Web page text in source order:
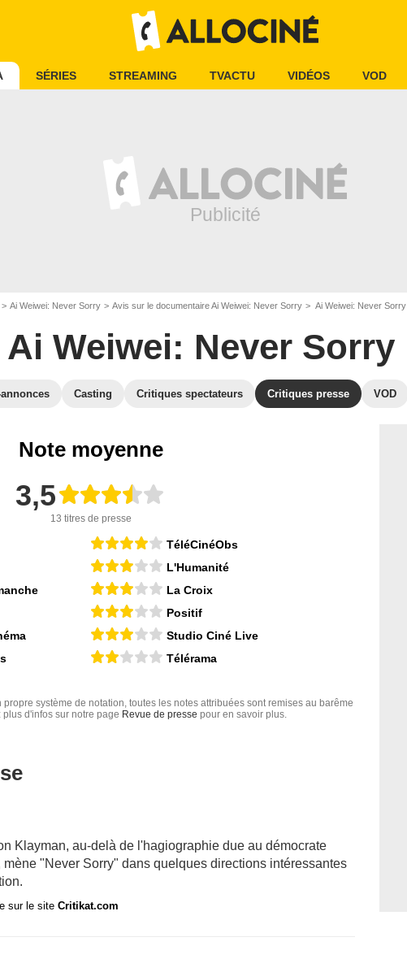
SÉRIES STREAMING TVACTU VIDÉOS VOD
Ai Weiwei: Never Sorry Avis sur le documentaire Ai Weiwei: Never Sorry Ai Weiwei: Never
Ai Weiwei: Never Sorry
Casting Critiques spectateurs Critiques presse VOD
Note moyenne
3,5
13 titres de presse
TéléCinéObs
L'Humanité
La Croix
Positif
Studio Ciné Live
Télérama
système de notation, toutes les notes attribuées sont remises au barême
d'infos sur notre page Revue de presse pour en savoir plus.
Klayman, au-delà de l'hagiographie due au démocrate
"Never Sorry" dans quelques directions intéressantes
sur le site Critikat.com